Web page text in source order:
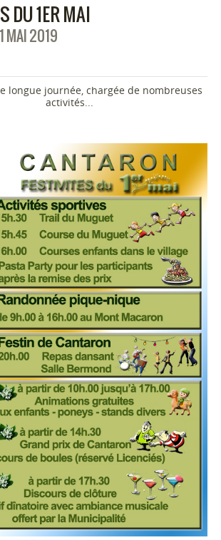
DU 1ER MAI
MAI 2019
longue journée, chargée de nombreuses
activités...